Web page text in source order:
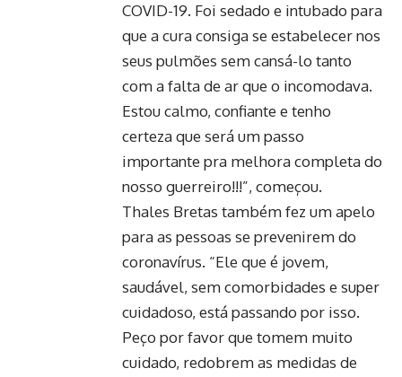
COVID-19. Foi sedado e intubado para
que a cura consiga se estabelecer nos
seus pulmões sem cansá-lo tanto
com a falta de ar que o incomodava.
Estou calmo, confiante e tenho
certeza que será um passo
importante pra melhora completa do
nosso guerreiro!!!”, começou.
Thales Bretas também fez um apelo
para as pessoas se prevenirem do
coronavírus. “Ele que é jovem,
saudável, sem comorbidades e super
cuidadoso, está passando por isso.
Peço por favor que tomem muito
cuidado, redobrem as medidas de